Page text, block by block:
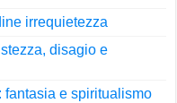
irrequietezza
disagio e
fantasia e spiritualismo